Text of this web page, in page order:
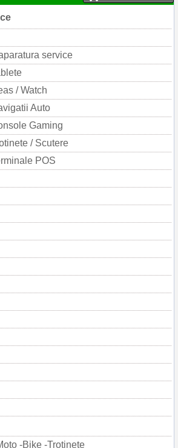
service
/ Watch
Auto
Gaming
/ Scutere
POS
-Bike -Trotinete